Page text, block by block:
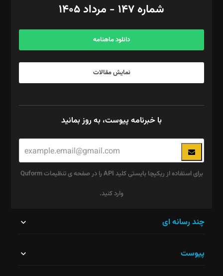
آگهی و مشترکین: ۰۹۱۹۹۹۹۰۴۵۴
شماره ۱۴۷ - مرداد ۱۴۰۵
دانلود ماهنامه
نمایش مقالات
با خبرنامه پیوست، به روز بمانید
برای استفاده از ریکپچا بایستی کلید API را در صفحه ی تنظیمات Quform
وارد کنید.
نباید
چند رسانه ای
پیوست